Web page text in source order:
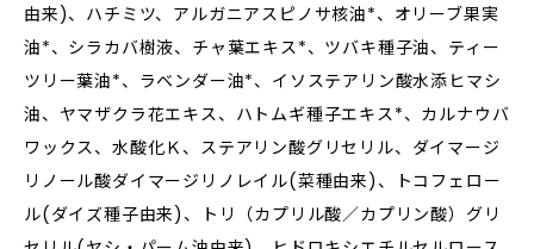
由来)、ハチミツ、アルガニアスピノサ核油*、オリーブ果実
油*、シラカバ樹液、チャ葉エキス*、ツバキ種子油、ティー
ツリー葉油*、ラベンダー油*、イソステアリン酸水添ヒマシ
油、ヤマザクラ花エキス、ハトムギ種子エキス*、カルナウバ
ワックス、水酸化Ｋ、ステアリン酸グリセリル、ダイマージ
リノール酸ダイマージリノレイル(菜種由来)、トコフェロー
ル(ダイズ種子由来)、トリ（カプリル酸／カプリン酸）グリ